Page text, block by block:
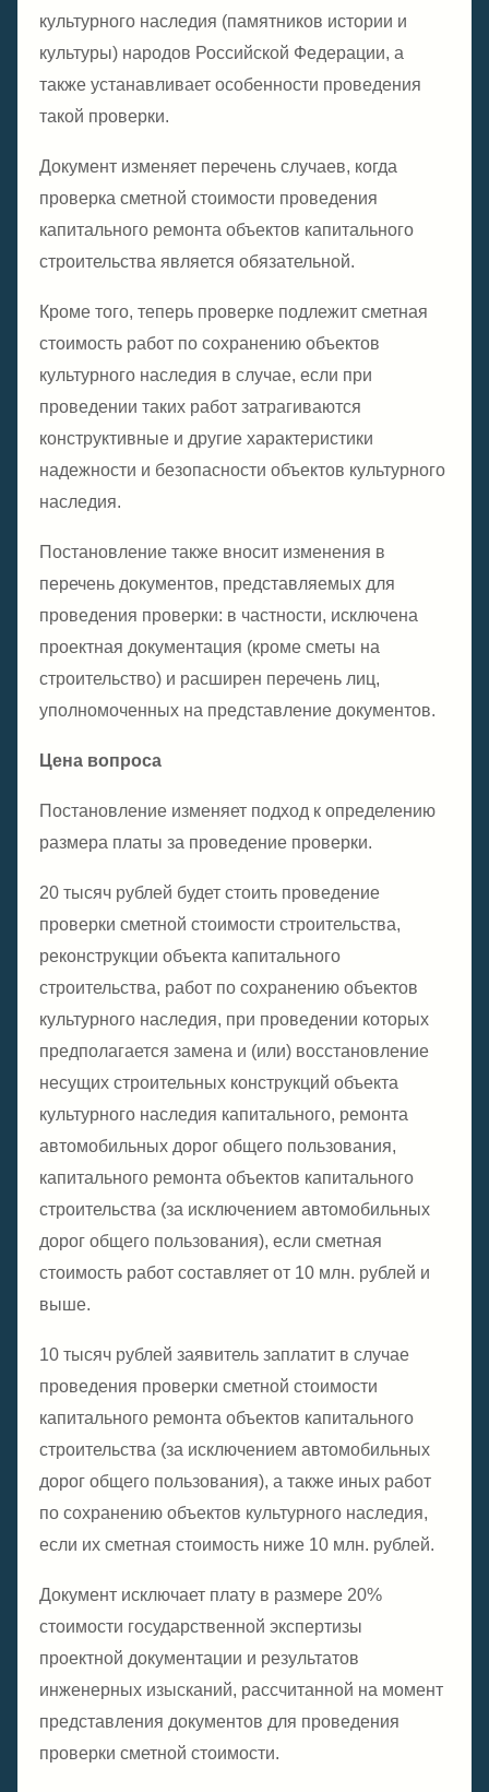
культурного наследия (памятников истории и
культуры) народов Российской Федерации, а
также устанавливает особенности проведения
такой проверки.
Документ изменяет перечень случаев, когда
проверка сметной стоимости проведения
капитального ремонта объектов капитального
строительства является обязательной.
Кроме того, теперь проверке подлежит сметная
стоимость работ по сохранению объектов
культурного наследия в случае, если при
проведении таких работ затрагиваются
конструктивные и другие характеристики
надежности и безопасности объектов культурного
наследия.
Постановление также вносит изменения в
перечень документов, представляемых для
проведения проверки: в частности, исключена
проектная документация (кроме сметы на
строительство) и расширен перечень лиц,
уполномоченных на представление документов.
Цена вопроса
Постановление изменяет подход к определению
размера платы за проведение проверки.
20 тысяч рублей будет стоить проведение
проверки сметной стоимости строительства,
реконструкции объекта капитального
строительства, работ по сохранению объектов
культурного наследия, при проведении которых
предполагается замена и (или) восстановление
несущих строительных конструкций объекта
культурного наследия капитального, ремонта
автомобильных дорог общего пользования,
капитального ремонта объектов капитального
строительства (за исключением автомобильных
дорог общего пользования), если сметная
стоимость работ составляет от 10 млн. рублей и
выше.
10 тысяч рублей заявитель заплатит в случае
проведения проверки сметной стоимости
капитального ремонта объектов капитального
строительства (за исключением автомобильных
дорог общего пользования), а также иных работ
по сохранению объектов культурного наследия,
если их сметная стоимость ниже 10 млн. рублей.
Документ исключает плату в размере 20%
стоимости государственной экспертизы
проектной документации и результатов
инженерных изысканий, рассчитанной на момент
представления документов для проведения
проверки сметной стоимости.